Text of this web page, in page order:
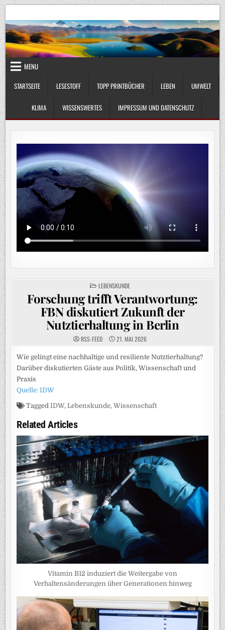
Skip
to
content
UmweltKlima.com
MENU
STARTSEITE
LESESTOFF TOPP PRINTBÜCHER LEBEN UMWELT
KLIMA WISSENSWERTES IMPRESSUM UND DATENSCHUTZ
POSTED
IN
LEBENSKUNDE
Forschung trifft Verantwortung:
FBN diskutiert Zukunft der
Nutztierhaltung in Berlin
RSS-FEED 21. MAI 2026
Wie gelingt eine nachhaltige und resiliente Nutztierhaltung?
Darüber diskutierten Gäste aus Politik, Wissenschaft und
Praxis
Quelle: IDW
TaggedIDW,Lebenskunde,Wissenschaft
Related Articles
Vitamin B12 induziert die Weitergabe von
Verhaltensänderungen über Generationen hinweg